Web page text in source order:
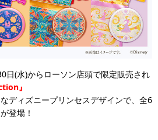
日(水)からローソン店頭で限定販売され
』
ディズニープリンセスデザインで、全6
登場！